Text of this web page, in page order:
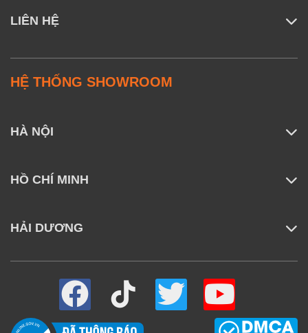
Khả Năng Chống Nước 5ATM
LIÊN HỆ
HỆ THỐNG SHOWROOM
HÀ NỘI
HỒ CHÍ MINH
HẢI DƯƠNG